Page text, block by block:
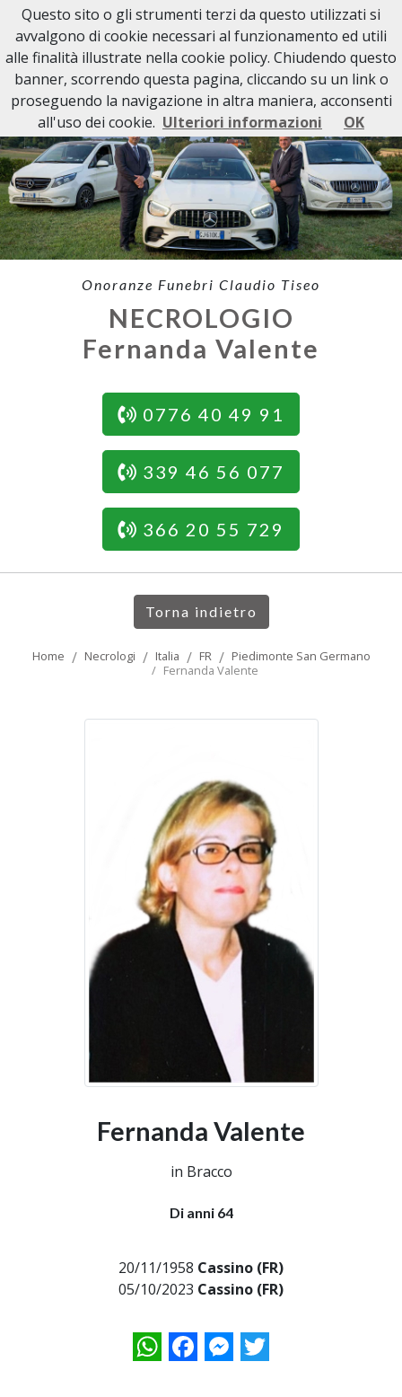
Onoranze Funebri Claudio Tiseo
NECROLOGIO
Fernanda Valente
0776 40 49 91
339 46 56 077
366 20 55 729
Torna indietro
Home Necrologi Italia FR
Piedimonte San Germano
Fernanda Valente
Fernanda Valente
in Bracco
Di anni 64
20/11/1958 Cassino (FR)
05/10/2023 Cassino (FR)
WhatsAppFacebookMessenger
Twitter
Questo sito o gli strumenti terzi da questo utilizzati si
avvalgono di cookie necessari al funzionamento ed utili
alle finalità illustrate nella cookie policy. Chiudendo questo
banner, scorrendo questa pagina, cliccando su un link o
proseguendo la navigazione in altra maniera, acconsenti
all'uso dei cookie. Ulteriori informazioni OK